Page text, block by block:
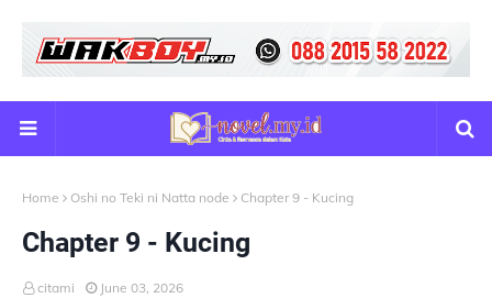
Home Oshi no Teki ni Natta node Chapter 9 - Kucing
Chapter 9 - Kucing
citami June 03, 2026